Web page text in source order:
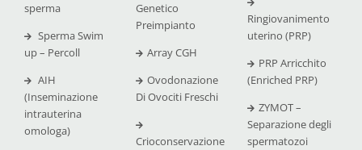
sperma
Sperma Swim
up – Percoll
AIH
(Inseminazione
intrauterina
omologa)
Genetico
Preimpianto
Array CGH
Ovodonazione
Di Ovociti Freschi
Crioconservazione
Ringiovanimento
uterino (PRP)
PRP Arricchito
(Enriched PRP)
ZYMOT –
Separazione degli
spermatozoi